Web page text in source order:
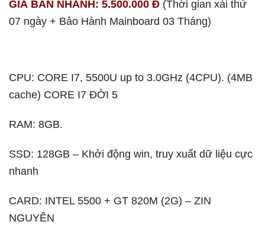
GIÁ BÁN NHANH: 5.500.000 Đ (Thời gian xài thử
07 ngày + Bảo Hành Mainboard 03 Tháng)
CPU: CORE I7, 5500U up to 3.0GHz (4CPU). (4MB
cache) CORE I7 ĐỜI 5
RAM: 8GB.
SSD: 128GB – Khởi động win, truy xuất dữ liệu cực
nhanh
CARD: INTEL 5500 + GT 820M (2G) – ZIN
NGUYÊN